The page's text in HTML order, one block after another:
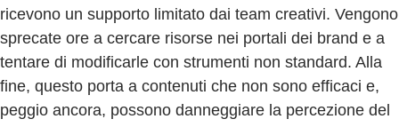
ricevono un supporto limitato dai team creativi. Vengono
sprecate ore a cercare risorse nei portali dei brand e a
tentare di modificarle con strumenti non standard. Alla
fine, questo porta a contenuti che non sono efficaci e,
peggio ancora, possono danneggiare la percezione del